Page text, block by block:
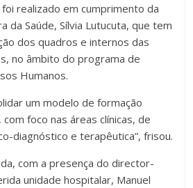
realizado em cumprimento da
da Saúde, Sílvia Lutucuta, que tem
dos quadros e internos das
no âmbito do programa de
Humanos.
um modelo de formação
foco nas áreas clínicas, de
diagnóstico e terapêutica”, frisou.
com a presença do director-
unidade hospitalar, Manuel